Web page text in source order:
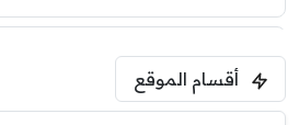
فرينتسفاروشي
ودية( ابو ظبي الرياضية -TV )
أقسام الموقع